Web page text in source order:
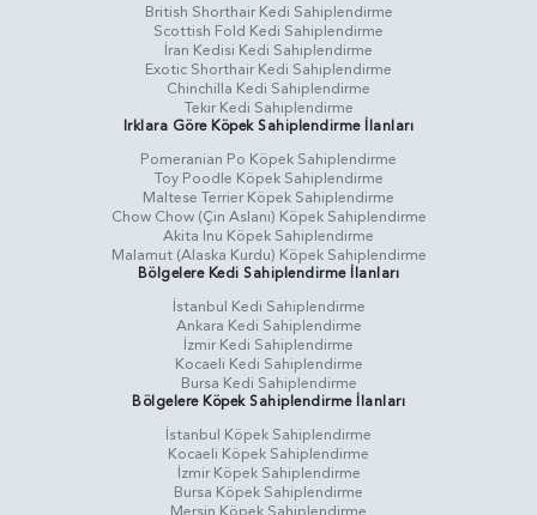
British Shorthair Kedi Sahiplendirme
Scottish Fold Kedi Sahiplendirme
İran Kedisi Kedi Sahiplendirme
Exotic Shorthair Kedi Sahiplendirme
Chinchilla Kedi Sahiplendirme
Tekir Kedi Sahiplendirme
Irklara Göre Köpek Sahiplendirme İlanları
Pomeranian Po Köpek Sahiplendirme
Toy Poodle Köpek Sahiplendirme
Maltese Terrier Köpek Sahiplendirme
Chow Chow (Çin Aslanı) Köpek Sahiplendirme
Akita Inu Köpek Sahiplendirme
Malamut (Alaska Kurdu) Köpek Sahiplendirme
Bölgelere Kedi Sahiplendirme İlanları
İstanbul Kedi Sahiplendirme
Ankara Kedi Sahiplendirme
İzmir Kedi Sahiplendirme
Kocaeli Kedi Sahiplendirme
Bursa Kedi Sahiplendirme
Bölgelere Köpek Sahiplendirme İlanları
İstanbul Köpek Sahiplendirme
Kocaeli Köpek Sahiplendirme
İzmir Köpek Sahiplendirme
Bursa Köpek Sahiplendirme